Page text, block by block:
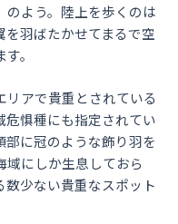
よう。陸上を歩くのは
羽ばたかせてまるで空
。
アで貴重とされている
惧種にも指定されてい
に冠のような飾り羽を
にしか生息しておら
少ない貴重なスポット